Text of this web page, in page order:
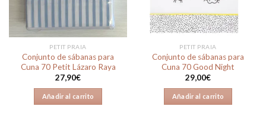
PETIT PRAIA
Conjunto de sábanas para
Cuna 70 Petit Lázaro Raya
27,90€
Añadir al carrito
PETIT PRAIA
Conjunto de sábanas para
Cuna 70 Good Night
29,00€
Añadir al carrito